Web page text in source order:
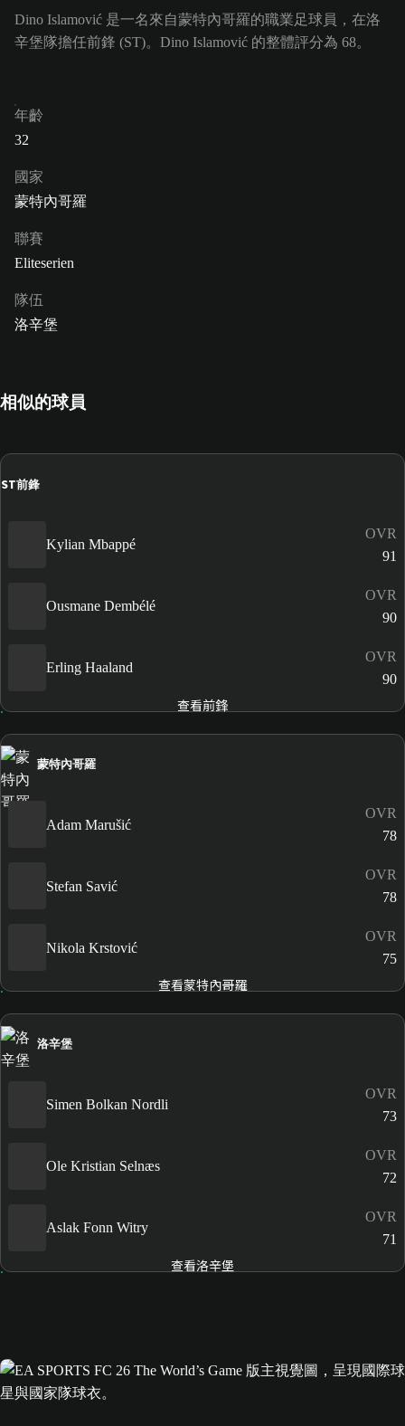
Dino Islamović 是一名來自蒙特內哥羅的職業足球員，在洛
辛堡隊擔任前鋒 (ST)。Dino Islamović 的整體評分為 68。
年齡
32
國家
蒙特內哥羅
聯賽
Eliteserien
隊伍
洛辛堡
相似的球員
ST前鋒
Kylian Mbappé
OVR
91
Ousmane Dembélé
OVR
90
Erling Haaland
OVR
90
查看前鋒
蒙特內哥羅
Adam Marušić
OVR
78
Stefan Savić
OVR
78
Nikola Krstović
OVR
75
查看蒙特內哥羅
洛辛堡
Simen Bolkan Nordli
OVR
73
Ole Kristian Selnæs
OVR
72
Aslak Fonn Witry
OVR
71
查看洛辛堡